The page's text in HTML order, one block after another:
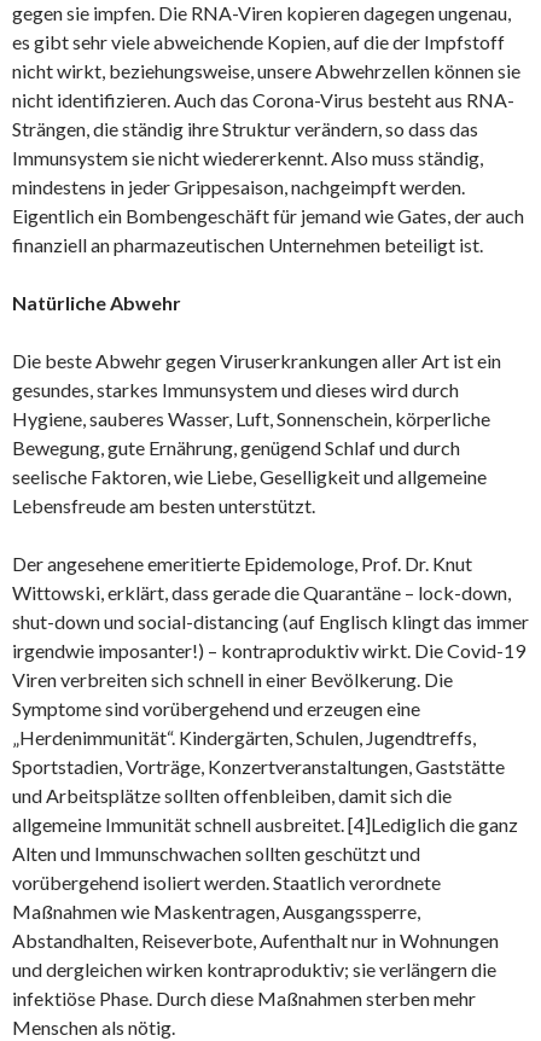
gegen sie impfen. Die RNA-Viren kopieren dagegen ungenau,
es gibt sehr viele abweichende Kopien, auf die der Impfstoff
nicht wirkt, beziehungsweise, unsere Abwehrzellen können sie
nicht identifizieren. Auch das Corona-Virus besteht aus RNA-
Strängen, die ständig ihre Struktur verändern, so dass das
Immunsystem sie nicht wiedererkennt. Also muss ständig,
mindestens in jeder Grippesaison, nachgeimpft werden.
Eigentlich ein Bombengeschäft für jemand wie Gates, der auch
finanziell an pharmazeutischen Unternehmen beteiligt ist.
Natürliche Abwehr
Die beste Abwehr gegen Viruserkrankungen aller Art ist ein
gesundes, starkes Immunsystem und dieses wird durch
Hygiene, sauberes Wasser, Luft, Sonnenschein, körperliche
Bewegung, gute Ernährung, genügend Schlaf und durch
seelische Faktoren, wie Liebe, Geselligkeit und allgemeine
Lebensfreude am besten unterstützt.
Der angesehene emeritierte Epidemologe, Prof. Dr. Knut
Wittowski, erklärt, dass gerade die Quarantäne – lock-down,
shut-down und social-distancing (auf Englisch klingt das immer
irgendwie imposanter!) – kontraproduktiv wirkt. Die Covid-19
Viren verbreiten sich schnell in einer Bevölkerung. Die
Symptome sind vorübergehend und erzeugen eine
„Herdenimmunität“. Kindergärten, Schulen, Jugendtreffs,
Sportstadien, Vorträge, Konzertveranstaltungen, Gaststätte
und Arbeitsplätze sollten offenbleiben, damit sich die
allgemeine Immunität schnell ausbreitet. [4]Lediglich die ganz
Alten und Immunschwachen sollten geschützt und
vorübergehend isoliert werden. Staatlich verordnete
Maßnahmen wie Maskentragen, Ausgangssperre,
Abstandhalten, Reiseverbote, Aufenthalt nur in Wohnungen
und dergleichen wirken kontraproduktiv; sie verlängern die
infektiöse Phase. Durch diese Maßnahmen sterben mehr
Menschen als nötig.